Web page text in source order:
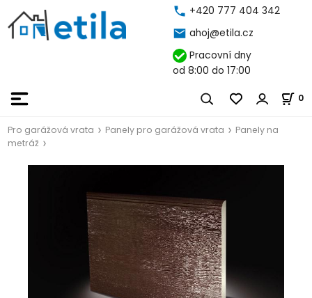
+420 777 404 342
ahoj@etila.cz
Pracovní dny
od 8:00 do 17:00
0
Pro garážová vrata Panely pro garážová vrata
Panely na
metráž